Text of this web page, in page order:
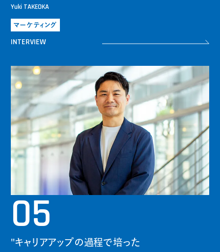
Yuki TAKEOKA
マーケティング
INTERVIEW
05
"キャリアアップの過程で培った